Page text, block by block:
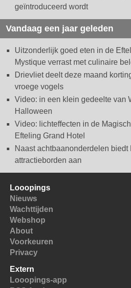
geïntroduceerd wordt
Vandaag een jaar geleden
Uitzonderlijk goed eten in de
Mystique verrast met culinaire
Drievliet deelt deze maand
vroege vogels
Video: in een klein gedeelte van
Halloween
Video: lichteffecten in de
Efteling Grand Hotel
Naast achtbaanonderdelen biedt
attractieborden aan
Looopings
Nieuws
Wachttijden
Webshop
About
Voorkeuren
Privacy
Extern
Looopings-app